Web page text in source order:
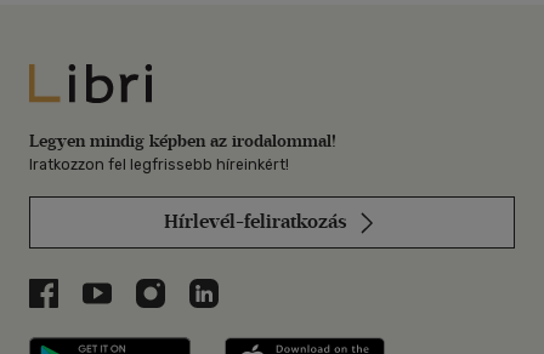
Libri
Legyen mindig képben az irodalommal!
Iratkozzon fel legfrissebb híreinkért!
Hírlevél-feliratkozás
Libri a Facebookon
Libri a Youtube-on
Libri az Instagramon
Libri a LinkedInen